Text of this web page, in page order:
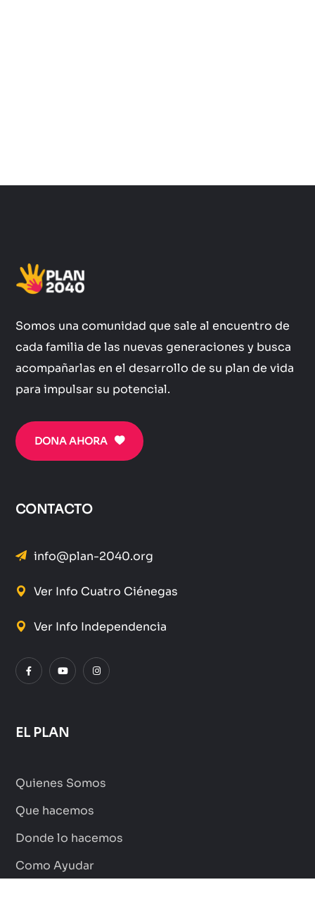
Somos una comunidad que sale al encuentro de
cada familia de las nuevas generaciones y busca
acompañarlas en el desarrollo de su plan de vida
para impulsar su potencial.
DONA AHORA
CONTACTO
info@plan-2040.org
Ver Info Cuatro Ciénegas
Ver Info Independencia
EL PLAN
Quienes Somos
Que hacemos
Donde lo hacemos
Como Ayudar